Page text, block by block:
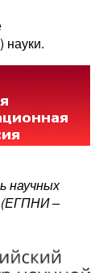
науки.
научных
(ЕГПНИ –